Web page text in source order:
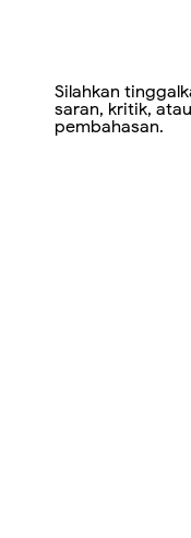
Silahkan
saran, kritik,
pembahasan.